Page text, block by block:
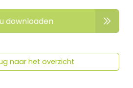
downloaden
naar het overzicht